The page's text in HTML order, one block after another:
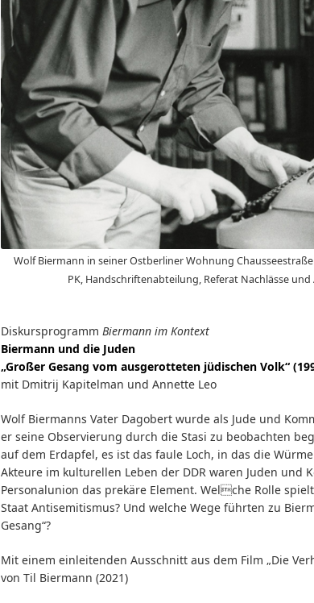
Wolf Biermann in seiner Ostberliner Wohnung Chausseestraße
PK, Handschriftenabteilung, Referat Nachlässe
Diskursprogramm Biermann im Kontext
Biermann und die Juden
„Großer Gesang vom ausgerotteten jüdischen Volk“
mit Dmitrij Kapitelman und Annette Leo
Wolf Biermanns Vater Dagobert wurde als Jude und
er seine Observierung durch die Stasi zu beobachten
auf dem Erdapfel, es ist das faule Loch, in das die
Akteure im kulturellen Leben der DDR waren Juden und
Personalunion das prekäre Element. Welche Rolle
Staat Antisemitismus? Und welche Wege führten zu
Gesang“?
Mit einem einleitenden Ausschnitt aus dem Film „Die
von Til Biermann (2021)